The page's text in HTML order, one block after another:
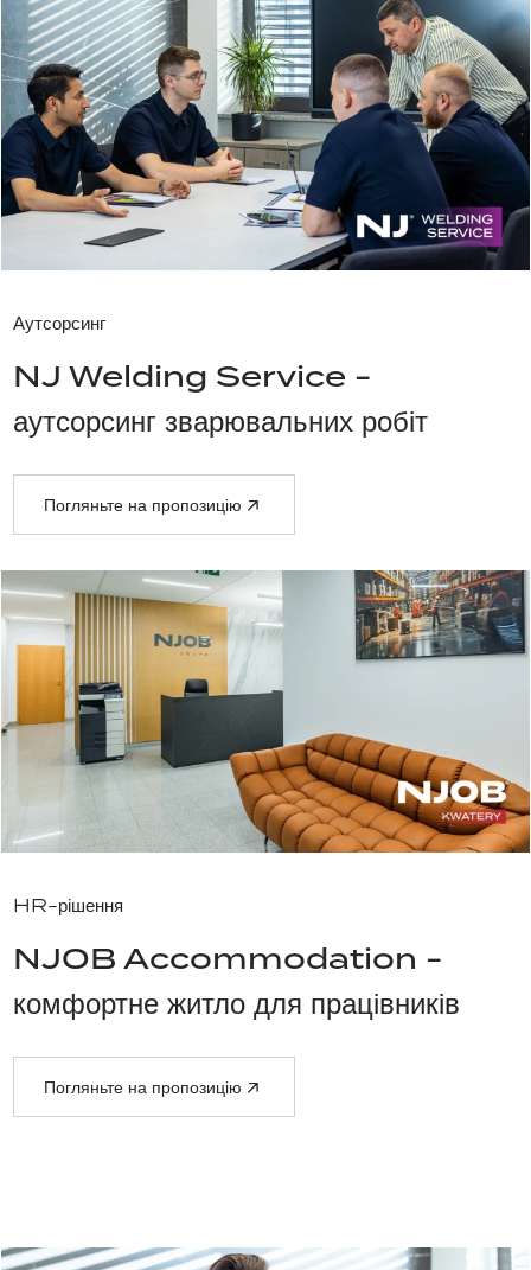
Аутсорсинг
NJ Welding Service -
аутсорсинг зварювальних робіт
Погляньте на пропозицію
HR-рішення
NJOB Accommodation -
комфортне житло для працівників
Погляньте на пропозицію